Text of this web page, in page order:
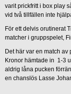
varit prickfritt i box play
vid två tillfällen inte
För ett delvis orutinerat
matcher i gruppspelet,
Det här var en match av
Kronor hämtade in 1-3
aldrig låna pucken
en chanslös Lasse